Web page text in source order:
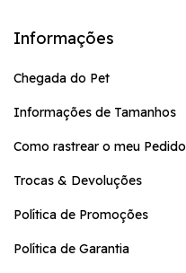
Informações
Chegada do Pet
Informações de Tamanhos
Como rastrear o meu Pedido
Trocas & Devoluções
Política de Promoções
Política de Garantia